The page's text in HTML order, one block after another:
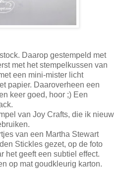
Daarop gestempeld met
met het stempelkussen van
een mini-mister licht
papier. Daaroverheen een
keer goed, hoor ;) Een
van Joy Crafts, die ik nieuw
van een Martha Stewart
Stickles gezet, op de foto
het geeft een subtiel effect.
op mat goudkleurig karton.